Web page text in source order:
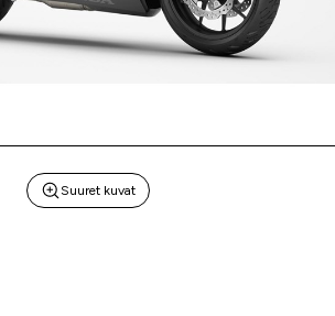
Suuret kuvat